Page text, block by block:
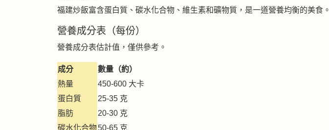
福建炒飯富含蛋白質、碳水化合物、維生素和礦物質，是一道營養均衡的美食。
營養成分表（每份）
營養成分表估計值，僅供參考。
成分
數量（約）
熱量
450-600 大卡
蛋白質
25-35 克
脂肪
20-30 克
碳水化合物50-65 克